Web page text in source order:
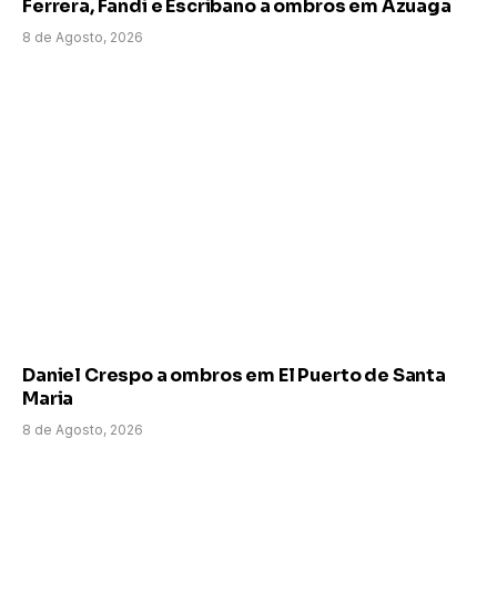
Ferrera, Fandi e Escribano a ombros em Azuaga
8 de Agosto, 2026
Daniel Crespo a ombros em El Puerto de Santa
Maria
8 de Agosto, 2026